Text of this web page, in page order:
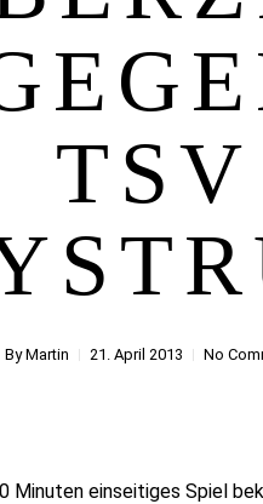
TSV
By Martin 21. April 2013 No
Minuten einseitiges Spiel